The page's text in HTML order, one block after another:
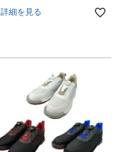
詳細を見る